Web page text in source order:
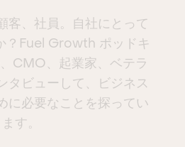
客、社員。自社にとって
？Fuel Growth ポッドキ
CMO、起業家、ベテラ
タビューして、ビジネス
に必要なことを探ってい
ます。